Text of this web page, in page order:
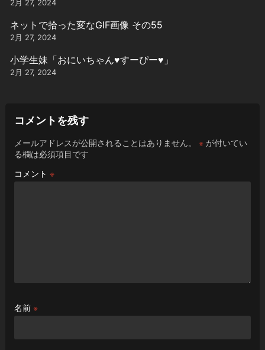
2月 27, 2024
ネットで拾った変なGIF画像 その55
2月 27, 2024
小学生妹「おにいちゃん♥️すーぴー♥️」
2月 27, 2024
コメントを残す
メールアドレスが公開されることはありません。 ※が付いてい
る欄は必須項目です
コメント ※
名前 ※